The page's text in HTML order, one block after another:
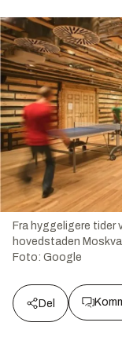
Fra hyggeligere tider
hovedstaden
Foto: Google
Del